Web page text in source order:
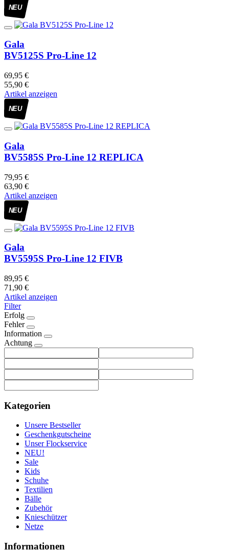
NEU
Gala
BV5125S Pro-Line 12
69,95 €
55,90 €
Artikel anzeigen
NEU
Gala
BV5585S Pro-Line 12 REPLICA
79,95 €
63,90 €
Artikel anzeigen
NEU
Gala
BV5595S Pro-Line 12 FIVB
89,95 €
71,90 €
Artikel anzeigen
Filter
Erfolg
Fehler
Information
Achtung
Kategorien
Unsere Bestseller
Geschenkgutscheine
Unser Flockservice
NEU!
Sale
Kids
Schuhe
Textilien
Bälle
Zubehör
Knieschützer
Netze
Informationen